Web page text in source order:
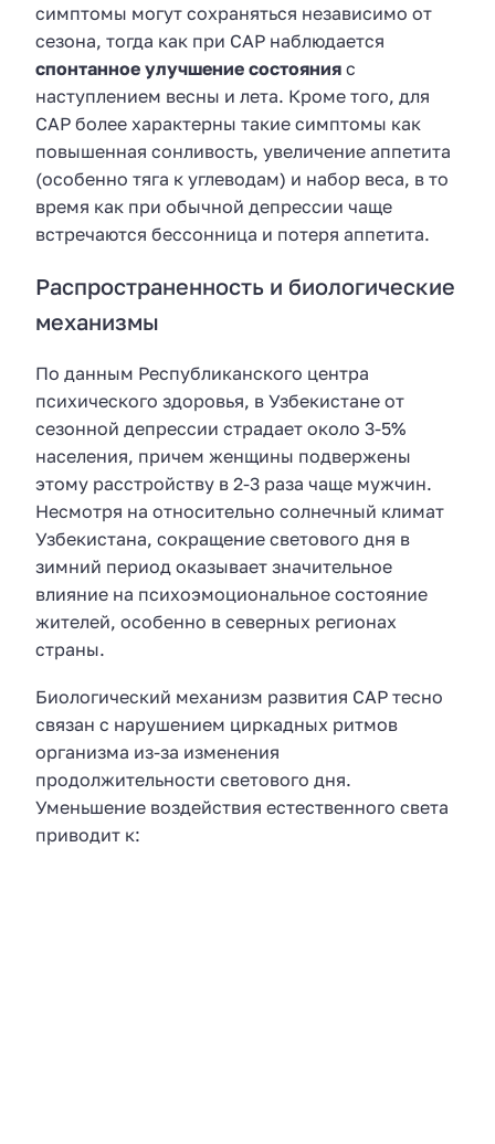
симптомы могут сохраняться независимо от
сезона, тогда как при САР наблюдается
спонтанное улучшение состояния с
наступлением весны и лета. Кроме того, для
САР более характерны такие симптомы как
повышенная сонливость, увеличение аппетита
(особенно тяга к углеводам) и набор веса, в то
время как при обычной депрессии чаще
встречаются бессонница и потеря аппетита.
Распространенность и биологические
механизмы
По данным Республиканского центра
психического здоровья, в Узбекистане от
сезонной депрессии страдает около 3-5%
населения, причем женщины подвержены
этому расстройству в 2-3 раза чаще мужчин.
Несмотря на относительно солнечный климат
Узбекистана, сокращение светового дня в
зимний период оказывает значительное
влияние на психоэмоциональное состояние
жителей, особенно в северных регионах
страны.
Биологический механизм развития САР тесно
связан с нарушением циркадных ритмов
организма из-за изменения
продолжительности светового дня.
Уменьшение воздействия естественного света
приводит к: